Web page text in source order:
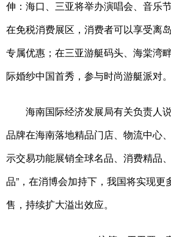
伸：海口、三亚将举办演唱会、音乐
在免税消费展区，消费者可以享受离
专属优惠；在三亚游艇码头、海棠湾
际婚纱中国首秀，参与时尚游艇派对。
海南国际经济发展局有关负责人
品牌在海南落地精品门店、物流中心
示交易功能展销全球名品、消费精品
品”，在消博会加持下，我国将实现
售，持续扩大溢出效应。